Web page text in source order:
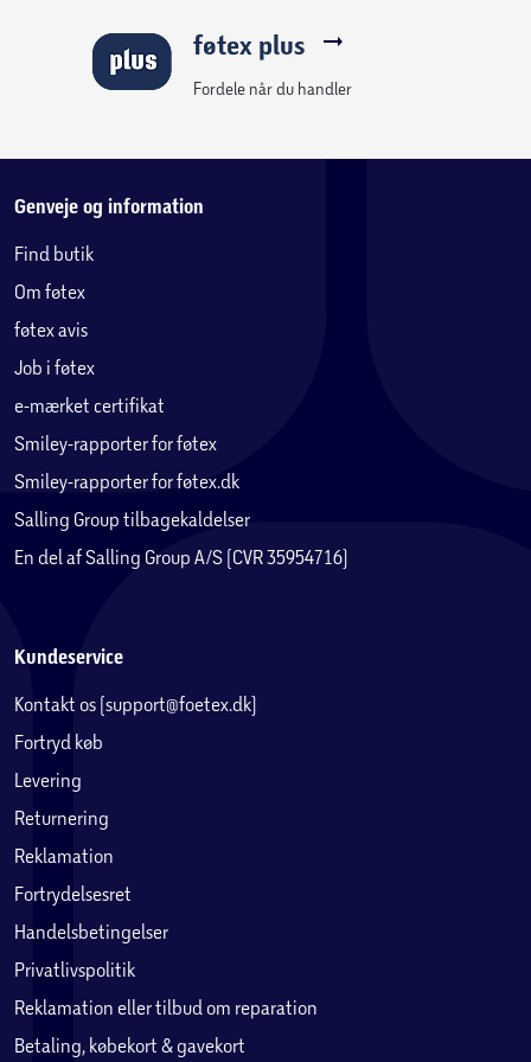
funktionelle og æstetiske design sikrer praktisk
håndtering under transport, manøvrering og opbevaring.
Med det ergonomiske design og den store støvkapacitet
Støvsugeren har en lille størrelse og et let design med stor
giver endnu mere bekvemmelighed, da den ikke skal
tømmes så ofte. Den lille størrelse gør, at det er nemt at
opbevare støvsugeren.
Med et langt kabel får du en arnejdsradius på 9 meter,
hvilket giver en alsidig og ubesværet rengøringsoplevelse.
Specifikationer:
- Vægt: 4,4 kg. uden rør, slange og mundstykke
- Støvbeholder: 1,5 L volumen
https://www.bosch-home.dk/nyheder-og-
kampagner/betingelser-for-bosch-100-dage
føtex plus
Fordele når du handler
Genveje og information
Find butik
Om føtex
føtex avis
Job i føtex
e-mærket certifikat
Smiley-rapporter for føtex
Smiley-rapporter for føtex.dk
Salling Group tilbagekaldelser
En del af Salling Group A/S (CVR 35954716)
Kundeservice
Kontakt os (support@foetex.dk)
Fortryd køb
Levering
Returnering
Reklamation
Fortrydelsesret
Handelsbetingelser
Privatlivspolitik
Reklamation eller tilbud om reparation
Betaling, købekort & gavekort